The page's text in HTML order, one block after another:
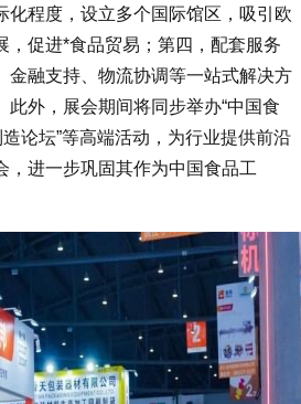
化程度，设立多个国际馆区，吸引欧
，促进*食品贸易；第四，配套服务
金融支持、物流协调等一站式解决方
此外，展会期间将同步举办“中国食
论坛”等高端活动，为行业提供前沿
，进一步巩固其作为中国食品工